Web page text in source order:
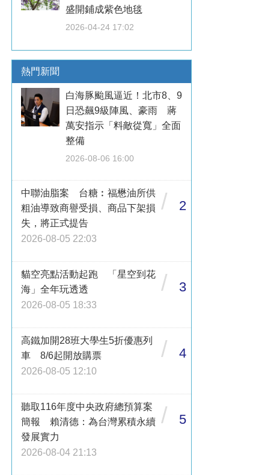
盛開鋪成紫色地毯
2026-04-24 17:02
熱門新聞
白海豚颱風逼近！北市8、9
日恐飆9級陣風、豪雨 蔣
萬安指示「料敵從寬」全面
整備
2026-08-06 16:00
中聯油脂案 台糖︰福懋油所供
粗油導致商譽受損、商品下架損
失，將正式提告
2026-08-05 22:03
/ 2
貓空亮點活動起跑 「星空到花
海」全年玩透透
2026-08-05 18:33
/ 3
高鐵加開28班大學生5折優惠列
車 8/6起開放購票
2026-08-05 12:10
/ 4
聽取116年度中央政府總預算案
簡報 賴清德：為台灣累積永續
發展實力
2026-08-04 21:13
/ 5